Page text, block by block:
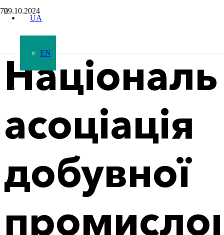
UA
EN
29.10.2024
асоціація
добувної